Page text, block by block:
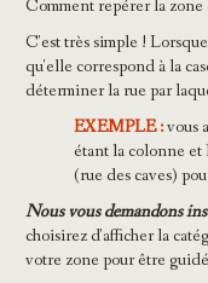
Comment repérer la zone
C'est très simple !
qu'elle correspond à la
déterminer la rue par
EXEMPLE :vous
étant la colonne
(rue des caves)
Nous vous demandons
choisirez d'afficher la
votre zone pour être